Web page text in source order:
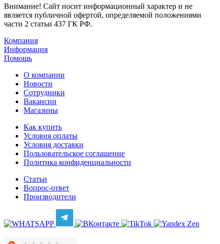
Внимание! Сайт носит информационный характер и не
является публичной офертой, определяемой положениями
части 2 статьи 437 ГК РФ.
Компания
Информация
Помощь
О компании
Новости
Сотрудники
Вакансии
Магазины
Как купить
Условия оплаты
Условия доставки
Пользовательское соглашение
Политика конфиденциальности
Статьи
Вопрос-ответ
Производители